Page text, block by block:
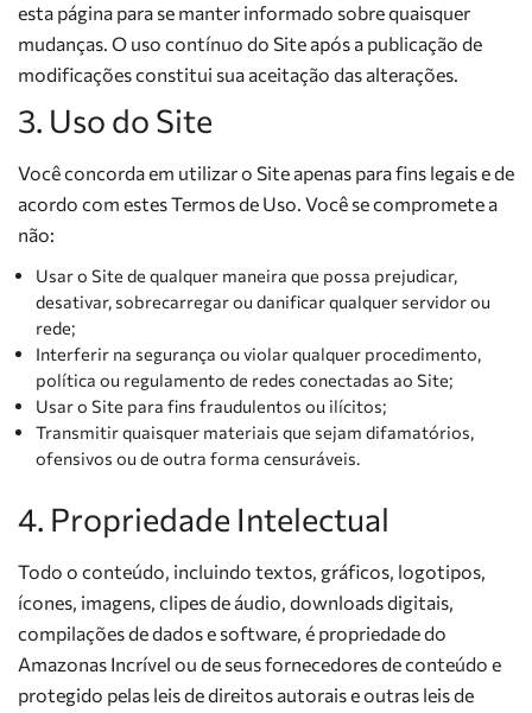
esta página para se manter informado sobre quaisquer
mudanças. O uso contínuo do Site após a publicação de
modificações constitui sua aceitação das alterações.
3. Uso do Site
Você concorda em utilizar o Site apenas para fins legais e de
acordo com estes Termos de Uso. Você se compromete a
não:
Usar o Site de qualquer maneira que possa prejudicar,
desativar, sobrecarregar ou danificar qualquer servidor ou
rede;
Interferir na segurança ou violar qualquer procedimento,
política ou regulamento de redes conectadas ao Site;
Usar o Site para fins fraudulentos ou ilícitos;
Transmitir quaisquer materiais que sejam difamatórios,
ofensivos ou de outra forma censuráveis.
4. Propriedade Intelectual
Todo o conteúdo, incluindo textos, gráficos, logotipos,
ícones, imagens, clipes de áudio, downloads digitais,
compilações de dados e software, é propriedade do
Amazonas Incrível ou de seus fornecedores de conteúdo e
protegido pelas leis de direitos autorais e outras leis de